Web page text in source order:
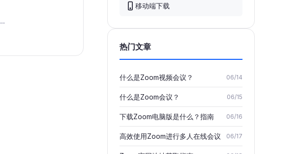
移动端下载
热门文章
什么是Zoom视频会议？ 06/14
什么是Zoom会议？ 06/15
下载Zoom电脑版是什么？指南 06/16
高效使用Zoom进行多人在线会议 06/17